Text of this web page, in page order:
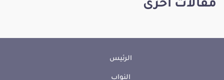
مقالات أخرى
الرئيس
النواب